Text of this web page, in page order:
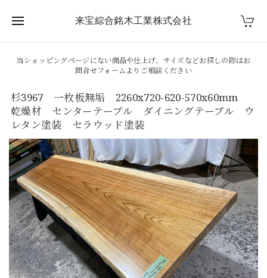
来宝綜合銘木工業株式会社
当ショッピングページにない商品や仕上げ、サイズなどお探しの際はお
問合せフォームよりご相談ください
杉3967 一枚板無垢 2260x720-620-570x60mm
乾燥材 センターテーブル ダイニングテーブル ウ
レタン塗装 セラウッド塗装